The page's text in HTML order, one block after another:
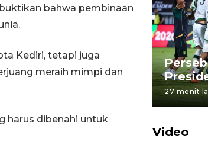
bahwa pembinaan
Kediri, tetapi juga
meraih mimpi dan
harus dibenahi untuk
27 menit
Video